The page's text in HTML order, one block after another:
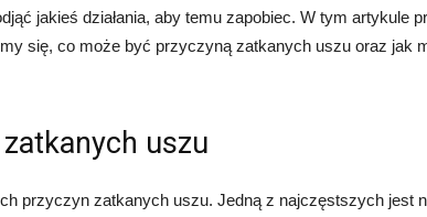
jakieś działania, aby temu zapobiec. W tym artykule
się, co może być przyczyną zatkanych uszu oraz jak
uszu
przyczyn zatkanych uszu. Jedną z najczęstszych jest